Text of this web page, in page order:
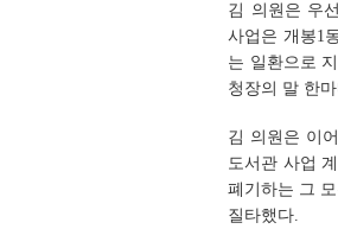
김 의원은 우
사업은 개봉1
는 일환으로
청장의 말 한
김 의원은 이
도서관 사업
폐기하는 그
질타했다.